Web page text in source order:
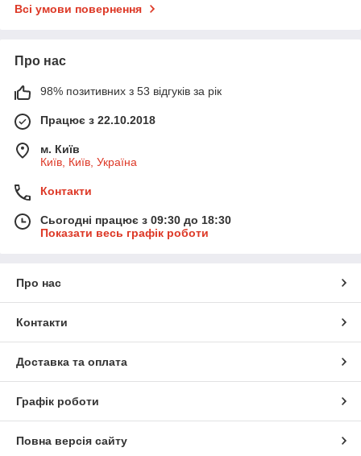
Всі умови повернення
Про нас
98% позитивних з 53 відгуків за рік
Працює з 22.10.2018
м. Київ
Київ, Київ, Україна
Контакти
Сьогодні працює з 09:30 до 18:30
Показати весь графік роботи
Про нас
Контакти
Доставка та оплата
Графік роботи
Повна версія сайту